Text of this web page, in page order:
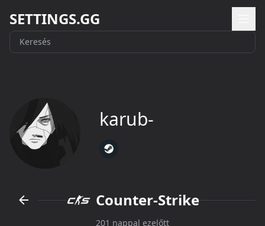
SETTINGS.GG
karub-
Counter-Strike
201 nappal ezelőtt